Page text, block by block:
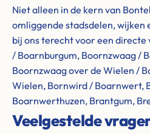
Niet alleen in de kern van
omliggende stadsdelen, wijken
bij ons terecht voor een
/ Boarnburgum, Boornzwaag /
Boornzwaag over de Wielen /
Wielen, Bornwird / Boarnwert,
Boarnwerthuzen, Brantgum,
Veelgestelde